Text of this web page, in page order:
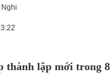
thành lập mới trong